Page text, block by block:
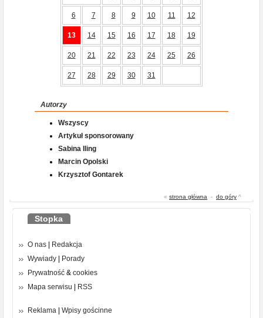
6 7 8 9 10 11 12
13 14 15 16 17 18 19
20 21 22 23 24 25 26
27 28 29 30 31
Autorzy
Wszyscy
Artykuł sponsorowany
Sabina Iling
Marcin Opolski
Krzysztof Gontarek
« strona główna - do góry ^
Stopka
O nas
Redakcja
Wywiady
Porady
Prywatność & cookies
Mapa serwisu
RSS
Reklama Wpisy gościnne